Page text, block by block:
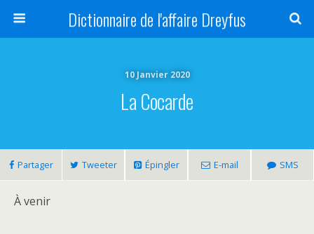
Dictionnaire de l'affaire Dreyfus
10 Janvier 2020
La Cocarde
Partager Tweeter Épingler E-mail SMS
À venir